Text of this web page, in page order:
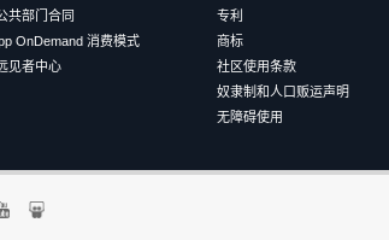
共部门合同
OnDemand 消费模式
见者中心
专利
商标
社区使用条款
奴隶制和人口贩运声明
无障碍使用